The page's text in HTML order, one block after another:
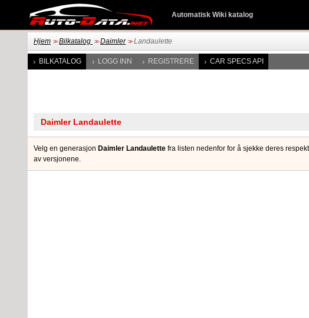
Automatisk Wiki katalog
Hjem >> Bilkatalog >> Daimler >> Landaulette
BILKATALOG LOGG INN REGISTRERE CAR SPECS API
Velg en generasjon Daimler Landaulette fra listen nedenfor for å sjekke deres
av versjonene.